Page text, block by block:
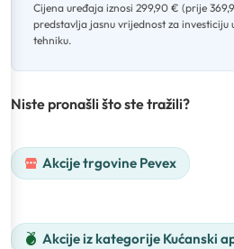
Cijena uređaja iznosi 299,90 € (prije
predstavlja jasnu vrijednost za investiciju
tehniku.
Niste pronašli što ste tražili?
Akcije trgovine Pevex
Akcije iz kategorije Kućanski